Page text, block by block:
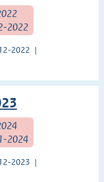
2022
2022
2024
2023